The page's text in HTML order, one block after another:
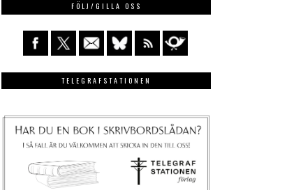
FÖLJ/GILLA OSS
TELEGRAFSTATIONEN